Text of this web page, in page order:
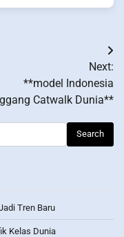
Next:
**model Indonesia
Catwalk Dunia**
Tren Baru
Kelas Dunia